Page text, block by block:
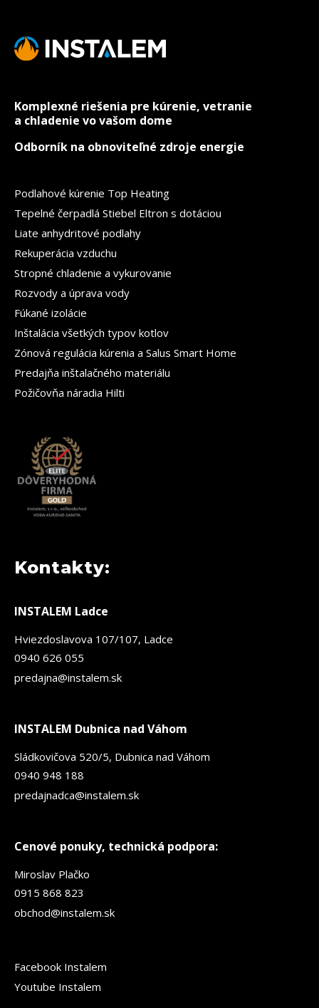
Komplexné riešenia pre kúrenie, vetranie
a chladenie vo vašom dome
Odborník na obnoviteľné zdroje energie
Podlahové kúrenie Top Heating
Tepelné čerpadlá Stiebel Eltron s dotáciou
Liate anhydritové podlahy
Rekuperácia vzduchu
Stropné chladenie a vykurovanie
Rozvody a úprava vody
Fúkané izolácie
Inštalácia všetkých typov kotlov
Zónová regulácia kúrenia a Salus Smart Home
Predajňa inštalačného materiálu
Požičovňa náradia Hilti
Kontakty:
INSTALEM Ladce
Hviezdoslavova 107/107, Ladce
0940 626 055
predajna@instalem.sk
INSTALEM Dubnica nad Váhom
Sládkovičova 520/5, Dubnica nad Váhom
0940 948 188
predajnadca@instalem.sk
Cenové ponuky, technická podpora:
Miroslav Plačko
0915 868 823
obchod@instalem.sk
Facebook Instalem
Youtube Instalem